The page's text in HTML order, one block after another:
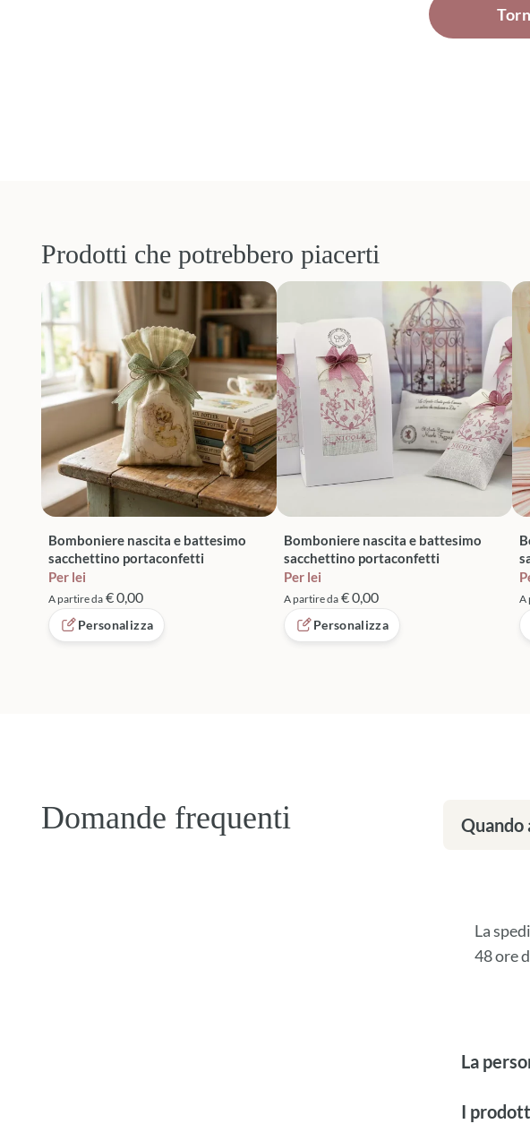
Prodotti che potrebbero piacerti
Bomboniere nascita e battesimo
sacchettino portaconfetti
Per lei
A partire da € 0,00
Personalizza
Bomboniere nascita e battesimo
sacchettino portaconfetti
Per lei
A partire da€ 0,00
Personalizza
A
Domande frequenti Quando
La
48 ore
La
I